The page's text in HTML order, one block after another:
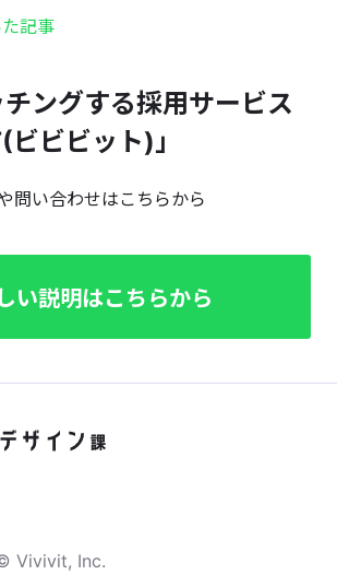
記事
ングする採用サービス
ビビット)」
問い合わせはこちらから
い説明はこちらから
Vivivit, Inc.